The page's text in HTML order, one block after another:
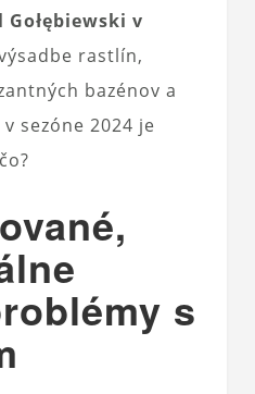
Gołębiewski v
rastlín,
bazénov a
sezóne 2024 je
s